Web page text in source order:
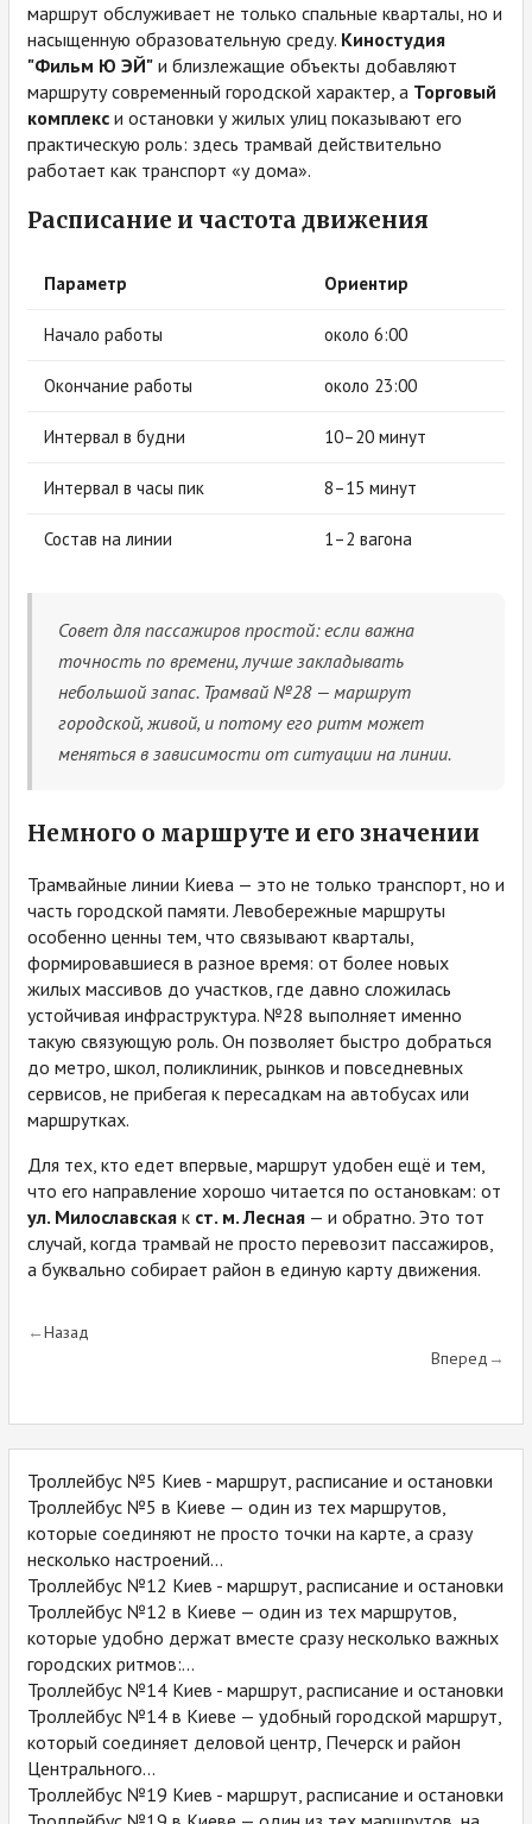
маршрут обслуживает не только спальные кварталы, но и
насыщенную образовательную среду. Киностудия
"Фильм Ю ЭЙ" и близлежащие объекты добавляют
маршруту современный городской характер, а Торговый
комплекс и остановки у жилых улиц показывают его
практическую роль: здесь трамвай действительно
работает как транспорт «у дома».
Расписание и частота движения
Параметр Ориентир
Начало работы около 6:00
Окончание работы около 23:00
Интервал в будни 10–20 минут
Интервал в часы пик 8–15 минут
Состав на линии 1–2 вагона
Совет для пассажиров простой: если важна
точность по времени, лучше закладывать
небольшой запас. Трамвай №28 — маршрут
городской, живой, и потому его ритм может
меняться в зависимости от ситуации на линии.
Немного о маршруте и его значении
Трамвайные линии Киева — это не только транспорт, но и
часть городской памяти. Левобережные маршруты
особенно ценны тем, что связывают кварталы,
формировавшиеся в разное время: от более новых
жилых массивов до участков, где давно сложилась
устойчивая инфраструктура. №28 выполняет именно
такую связующую роль. Он позволяет быстро добраться
до метро, школ, поликлиник, рынков и повседневных
сервисов, не прибегая к пересадкам на автобусах или
маршрутках.
Для тех, кто едет впервые, маршрут удобен ещё и тем,
что его направление хорошо читается по остановкам: от
ул. Милославская к ст. м. Лесная — и обратно. Это тот
случай, когда трамвай не просто перевозит пассажиров,
а буквально собирает район в единую карту движения.
Назад
Вперед
Троллейбус №5 Киев - маршрут, расписание и остановки
Троллейбус №5 в Киеве — один из тех маршрутов,
которые соединяют не просто точки на карте, а сразу
несколько настроений...
Троллейбус №12 Киев - маршрут, расписание и остановки
Троллейбус №12 в Киеве — один из тех маршрутов,
которые удобно держат вместе сразу несколько важных
городских ритмов:...
Троллейбус №14 Киев - маршрут, расписание и остановки
Троллейбус №14 в Киеве — удобный городской маршрут,
который соединяет деловой центр, Печерск и район
Центрального...
Троллейбус №19 Киев - маршрут, расписание и остановки